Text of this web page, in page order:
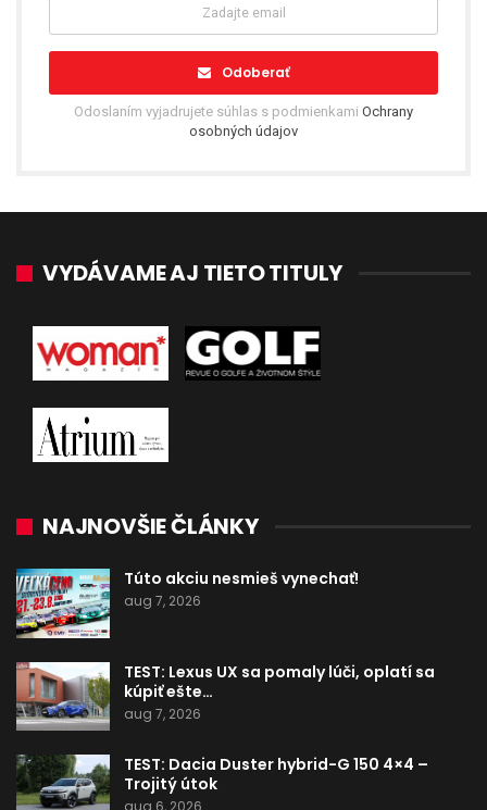
Odoberať
Odoslaním vyjadrujete súhlas s podmienkami Ochrany
osobných údajov
VYDÁVAME AJ TIETO TITULY
NAJNOVŠIE ČLÁNKY
Túto akciu nesmieš vynechať!
aug 7, 2026
TEST: Lexus UX sa pomaly lúči, oplatí sa
kúpiť ešte…
aug 7, 2026
TEST: Dacia Duster hybrid-G 150 4×4 –
Trojitý útok